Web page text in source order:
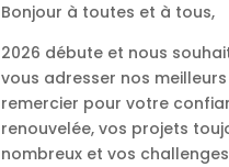
Bonjour à toutes et à tous,
2026 débute et nous
vous adresser nos
remercier pour votre
renouvelée, vos projets
nombreux et vos